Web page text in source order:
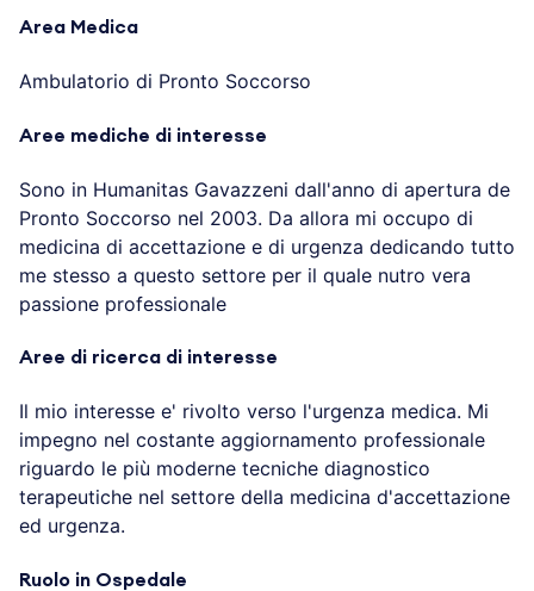
Area Medica
Ambulatorio di Pronto Soccorso
Aree mediche di interesse
Sono in Humanitas Gavazzeni dall'anno di apertura de
Pronto Soccorso nel 2003. Da allora mi occupo di
medicina di accettazione e di urgenza dedicando tutto
me stesso a questo settore per il quale nutro vera
passione professionale
Aree di ricerca di interesse
Il mio interesse e' rivolto verso l'urgenza medica. Mi
impegno nel costante aggiornamento professionale
riguardo le più moderne tecniche diagnostico
terapeutiche nel settore della medicina d'accettazione
ed urgenza.
Ruolo in Ospedale